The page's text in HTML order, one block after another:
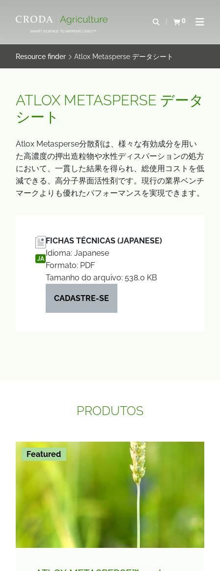
PARA
CONTEÚDO
PARA
MENU
SMART SCIENCE TO IMPROVE LIVES™
Abrir pesquisa
0
Exibir cestaAbrir
Resource finder Atlox Metasperse データシート
ATLOX METASPERSE データ
シート
Atlox Metasperse分散剤は、様々な有効成分を用い
た高濃度の押出造粒物や水性ディスパーションの処方
において、一貫した結果を得られ、総使用コストを低
減できる、高分子界面活性剤です。現行の業界ベンチ
マークよりも優れたパフォーマンスを実現できます。
JA
FICHAS TÉCNICAS (JAPANESE)
Idioma: Japanese
Formato: PDF
Tamanho do arquivo: 538,0 KB
CADASTRE-SE
PRODUTOS
Featured